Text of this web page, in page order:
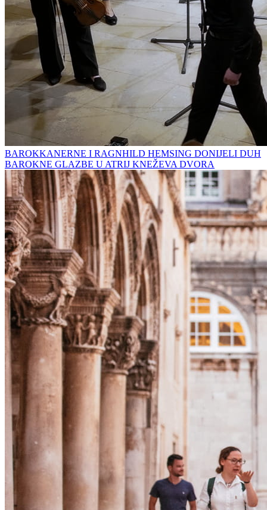
BAROKKANERNE I RAGNHILD HEMSING DONIJELI DUH
BAROKNE GLAZBE U ATRIJ KNEŽEVA DVORA